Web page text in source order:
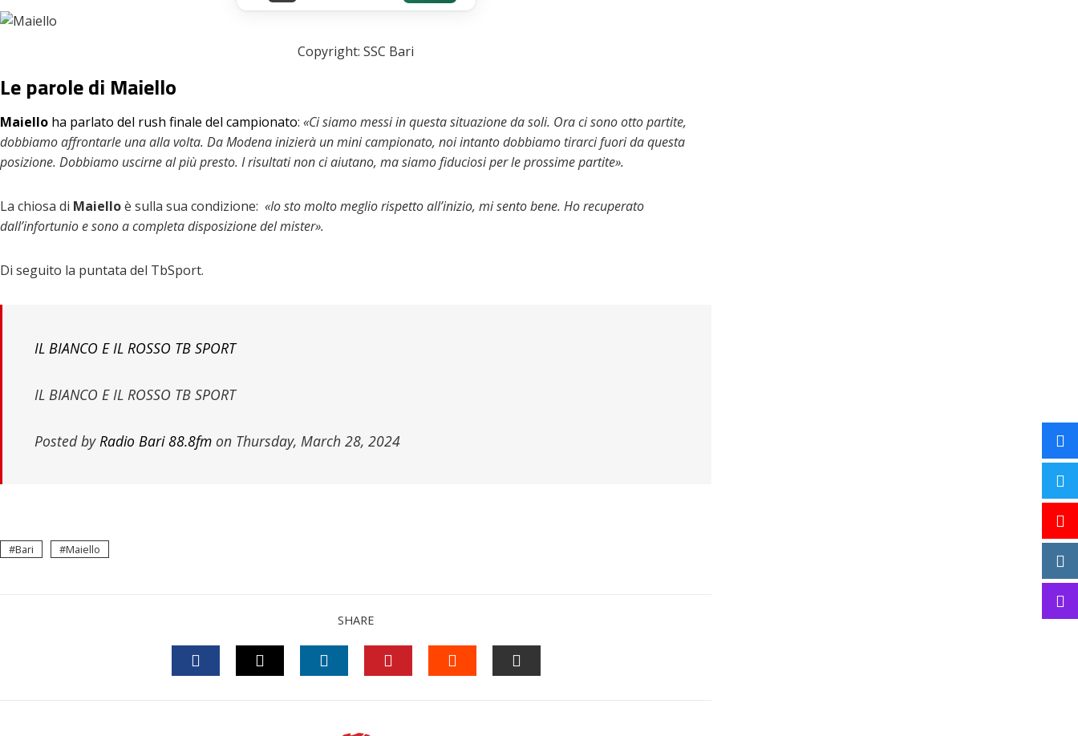
Copyright: SSC Bari
Le parole di Maiello
Maiello ha parlato del rush finale del campionato: «Ci siamo messi in questa situazione da soli. Ora ci sono otto partite,
dobbiamo affrontarle una alla volta. Da Modena inizierà un mini campionato, noi intanto dobbiamo tirarci fuori da questa
posizione. Dobbiamo uscirne al più presto. I risultati non ci aiutano, ma siamo fiduciosi per le prossime partite».
La chiosa di Maielloè sulla sua condizione: «Io sto molto meglio rispetto all’inizio, mi sento bene. Ho recuperato
dall’infortunio e sono a completa disposizione del mister».
Di seguito la puntata del TbSport.
IL BIANCO E IL ROSSO TB SPORT
IL BIANCO E IL ROSSO TB SPORT
Posted byRadio Bari 88.8fm on Thursday, March 28, 2024
Bari Maiello
SHARE